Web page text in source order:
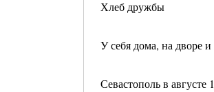
Хлеб дружбы
У себя дома, на дворе
Севастополь в августе